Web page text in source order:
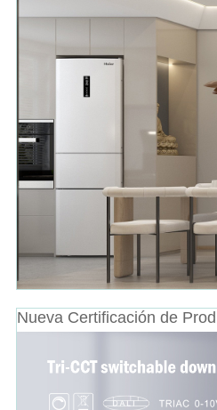
Nueva Certificación de